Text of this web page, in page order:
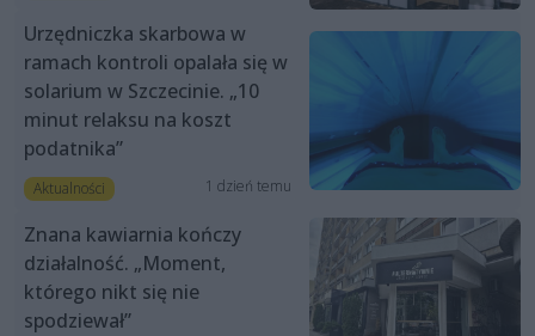
Urzędniczka skarbowa w
ramach kontroli opalała się w
solarium w Szczecinie. „10
minut relaksu na koszt
podatnika”
Aktualności 1 dzień temu
Znana kawiarnia kończy
działalność. „Moment,
którego nikt się nie
spodziewał”